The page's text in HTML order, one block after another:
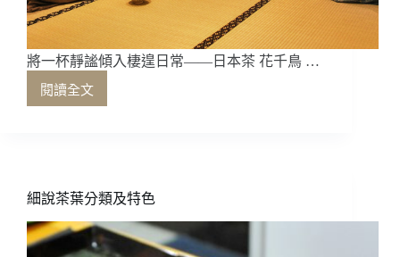
將一杯靜謐傾入棲遑日常——日本茶 花千鳥 …
閱讀全文
將
傾
入
棲
遑
細說茶葉分類及特色